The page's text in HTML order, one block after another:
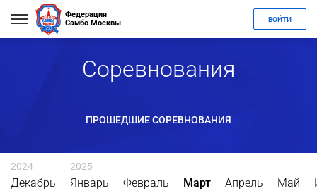
Федерация
Самбо Москвы
ВОЙТИ
Соревнования
ПРОШЕДШИЕ СОРЕВНОВАНИЯ
2024
Декабрь
2025
Январь Февраль Март Апрель Май